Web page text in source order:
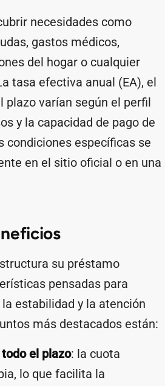
necesidades como
gastos médicos,
del hogar o cualquier
tasa efectiva anual (EA), el
plazo varían según el perfil
y la capacidad de pago de
condiciones específicas se
en el sitio oficial o en una
su préstamo
pensadas para
estabilidad y la atención
más destacados están:
el plazo: la cuota
lo que facilita la